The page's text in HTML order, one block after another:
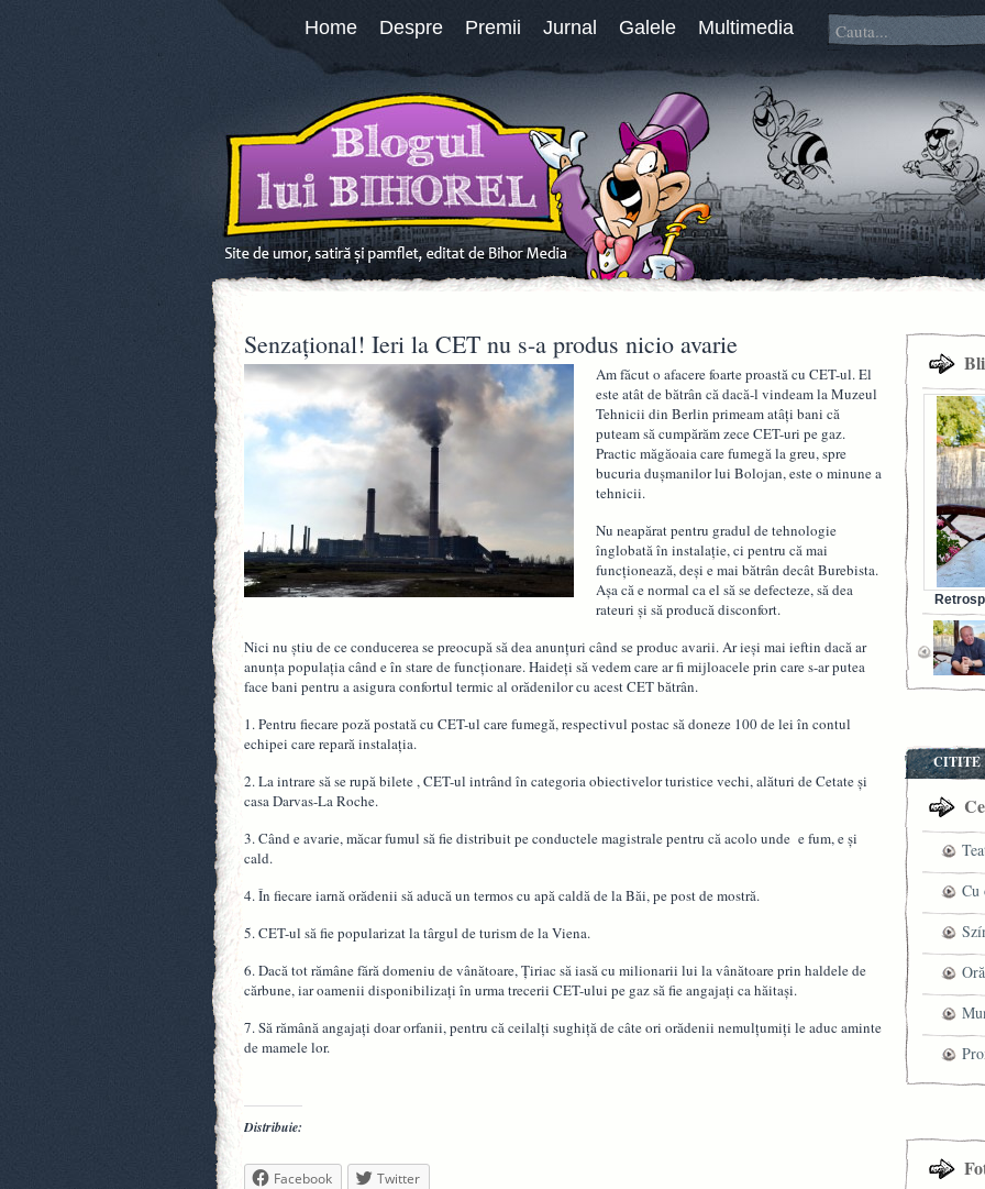
Home Despre Premii Jurnal Galele Multimedia
Senzaţional! Ieri la CET nu s-a produs nicio avarie
Am făcut o afacere foarte proastă cu CET-ul. El
este atât de bătrân că dacă-l vindeam la Muzeul
Tehnicii din Berlin primeam atâţi bani că
puteam să cumpărăm zece CET-uri pe gaz.
Practic măgăoaia care fumegă la greu, spre
bucuria duşmanilor lui Bolojan, este o minune a
tehnicii.
Nu neapărat pentru gradul de tehnologie
înglobată în instalaţie, ci pentru că mai
funcţionează, deşi e mai bătrân decât Burebista.
Aşa că e normal ca el să se defecteze, să dea
rateuri şi să producă disconfort.
Nici nu ştiu de ce conducerea se preocupă să dea anunţuri când se produc avarii. Ar ieşi mai ieftin dacă ar
anunţa populaţia când e în stare de funcţionare. Haideţi să vedem care ar fi mijloacele prin care s-ar putea
face bani pentru a asigura confortul termic al orădenilor cu acest CET bătrân.
1. Pentru fiecare poză postată cu CET-ul care fumegă, respectivul postac să doneze 100 de lei în contul
echipei care repară instalaţia.
2. La intrare să se rupă bilete , CET-ul intrând în categoria obiectivelor turistice vechi, alături de Cetate şi
casa Darvas-La Roche.
3. Când e avarie, măcar fumul să fie distribuit pe conductele magistrale pentru că acolo unde e fum, e şi
cald.
4. În fiecare iarnă orădenii să aducă un termos cu apă caldă de la Băi, pe post de mostră.
5. CET-ul să fie popularizat la târgul de turism de la Viena.
6. Dacă tot rămâne fără domeniu de vânătoare, Ţiriac să iasă cu milionarii lui la vânătoare prin haldele de
cărbune, iar oamenii disponibilizaţi în urma trecerii CET-ului pe gaz să fie angajaţi ca hăitaşi.
7. Să rămână angajaţi doar orfanii, pentru că ceilalţi sughiţă de câte ori orădenii nemulţumiţi le aduc aminte
de mamele lor.
Distribuie:
Facebook Twitter
Bunul
CITITE
Cu